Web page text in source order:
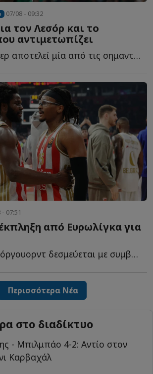
07/08 - 09:32
τον Λεσόρ και το
αντιμετωπίζει
Ο Γάλλος σέντερ αποτελεί μία από τις σημαντικότερες μ...
07:51
από Ευρωλίγκα για
O 31χρονος φόργουορντ δεσμεύεται με συμβόλαιο για ακόμη έ...
Περισσότερα Νέα
στο διαδίκτυο